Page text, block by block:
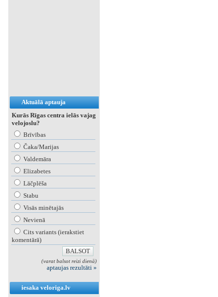
Aktuālā aptauja
Kurās Rīgas centra ielās vajag
velojoslu?
Brīvības
Čaka/Marijas
Valdemāra
Elizabetes
Lāčplēša
Stabu
Visās minētajās
Nevienā
Cits variants (ierakstiet
komentārā)
(varat balsot reizi dienā)
aptaujas rezultāti »
iesaka veloriga.lv